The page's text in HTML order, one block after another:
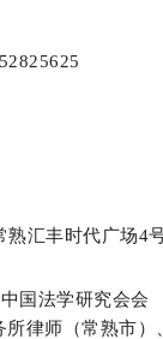
熟汇丰时代广场4
国法学研究会会
所律师（常熟市）